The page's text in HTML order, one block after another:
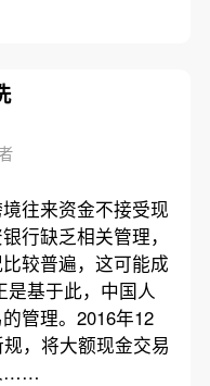
往来资金不接受现
行缺乏相关管理，
较普遍，这可能成
基于此，中国人
管理。2016年12
，将大额现金交易
……